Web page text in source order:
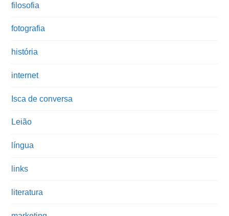
filosofia
fotografia
história
internet
Isca de conversa
Leião
língua
links
literatura